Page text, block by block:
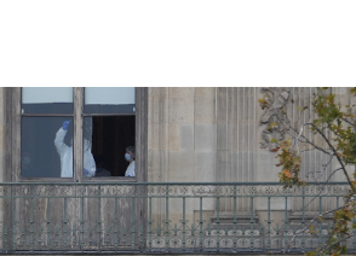
Media
Altrecose
Mondiali calcio 2026